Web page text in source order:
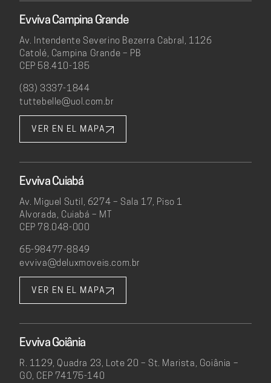
Evviva Campina Grande
Av. Intendente Severino Bezerra Cabral, 1126
Catolé, Campina Grande – PB
CEP 58.410-185
(83) 3337-1844
tuttebelle@uol.com.br
VER EN EL MAPA
Evviva Cuiabá
Av. Miguel Sutil, 6274 – Sala 17, Piso 1
Alvorada, Cuiabá – MT
CEP 78.048-000
65-98477-8849
evviva@deluxmoveis.com.br
VER EN EL MAPA
Evviva Goiânia
R. 1129, Quadra 23, Lote 20 – St. Marista, Goiânia –
GO, CEP 74175-140